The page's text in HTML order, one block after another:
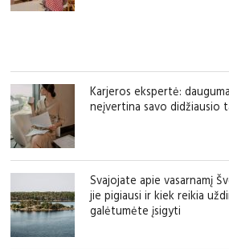
Karjeros ekspertė:
neįvertina savo didžiausio
Svajojate apie vasarnamį
jie pigiausi ir kiek reikia
galėtumėte įsigyti